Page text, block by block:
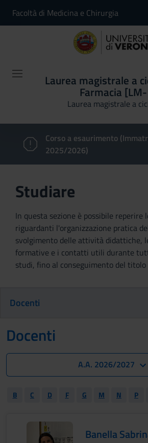
Facoltà di Medicina e Chirurgia
Laurea magistrale a
Farmacia
Laurea magistrale a
Corso a esaurimento
2025/2026)
Studiare
In questa sezione è possibile reperire
riguardanti l'organizzazione pratica
svolgimento delle attività didattiche,
formative e i contatti utili durante
studi, fino al conseguimento del titolo
Docenti
Docenti
A.A. 2026/2027
B C D F G M N P
Banella